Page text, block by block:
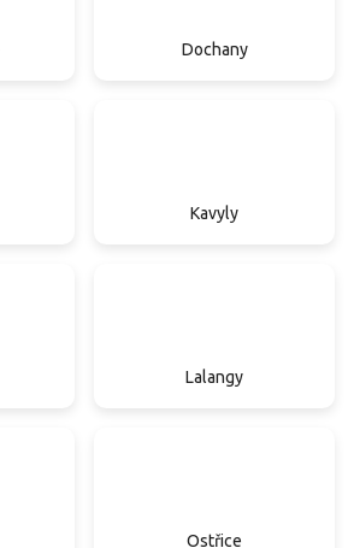
Dochany
Kavyly
Lalangy
Ostřice